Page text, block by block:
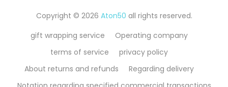
Copyright © 2026 Aton50 all rights reserved.
gift wrapping service
Operating company
terms of service
privacy policy
About returns and refunds
Regarding delivery